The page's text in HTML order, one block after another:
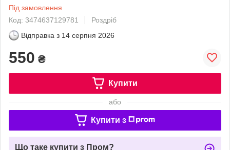
Під замовлення
Код: 3474637129781
Роздріб
Відправка з 14 серпня 2026
550 ₴
Купити
або
Купити з
Що таке купити з Пром?